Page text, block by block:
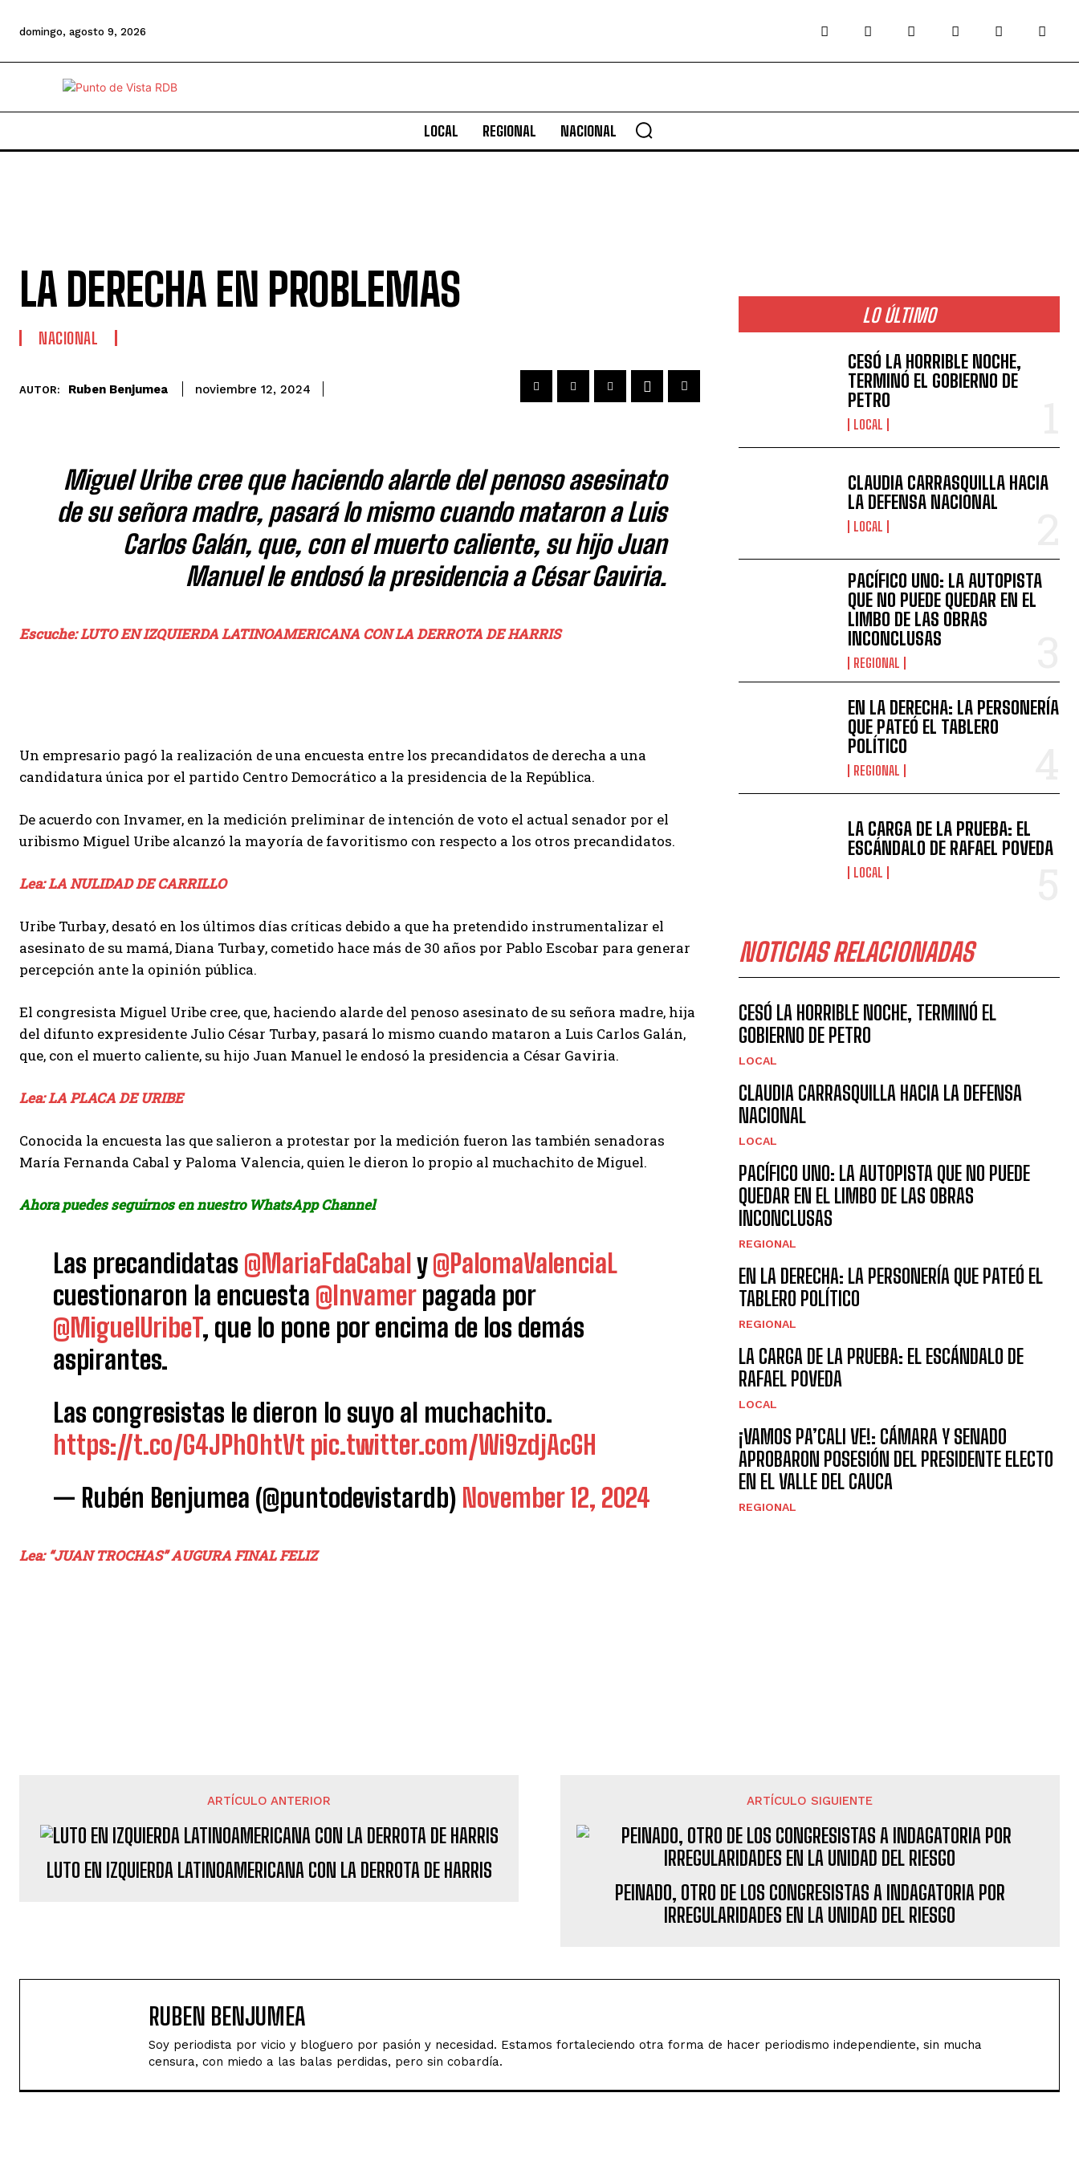
domingo, agosto 9, 2026
LOCAL REGIONAL NACIONAL
LA DERECHA EN PROBLEMAS
NACIONAL
AUTOR: Ruben Benjumea noviembre 12, 2024
Miguel Uribe cree que haciendo alarde del penoso asesinato
de su señora madre, pasará lo mismo cuando mataron a Luis
Carlos Galán, que, con el muerto caliente, su hijo Juan
Manuel le endosó la presidencia a César Gaviria.
Escuche: LUTO EN IZQUIERDA LATINOAMERICANA CON LA DERROTA DE HARRIS
Un empresario pagó la realización de una encuesta entre los precandidatos de derecha a una
candidatura única por el partido Centro Democrático a la presidencia de la República.
De acuerdo con Invamer, en la medición preliminar de intención de voto el actual senador por el
uribismo Miguel Uribe alcanzó la mayoría de favoritismo con respecto a los otros precandidatos.
Lea: LA NULIDAD DE CARRILLO
Uribe Turbay, desató en los últimos días críticas debido a que ha pretendido instrumentalizar el
asesinato de su mamá, Diana Turbay, cometido hace más de 30 años por Pablo Escobar para generar
percepción ante la opinión pública.
El congresista Miguel Uribe cree, que, haciendo alarde del penoso asesinato de su señora madre, hija
del difunto expresidente Julio César Turbay, pasará lo mismo cuando mataron a Luis Carlos Galán,
que, con el muerto caliente, su hijo Juan Manuel le endosó la presidencia a César Gaviria.
Lea: LA PLACA DE URIBE
Conocida la encuesta las que salieron a protestar por la medición fueron las también senadoras
María Fernanda Cabal y Paloma Valencia, quien le dieron lo propio al muchachito de Miguel.
Ahora puedes seguirnos en nuestro WhatsApp Channel
Las precandidatas @MariaFdaCabal y@PalomaValenciaL
cuestionaron la encuesta @Invamerpagada por
@MiguelUribeT, que lo pone por encima de los demás
aspirantes.
Las congresistas le dieron lo suyo al muchachito.
https://t.co/G4JPhOhtVt pic.twitter.com/Wi9zdjAcGH
— Rubén Benjumea (@puntodevistardb) November 12, 2024
Lea: “JUAN TROCHAS” AUGURA FINAL FELIZ
LO ÚLTIMO
CESÓ LA HORRIBLE NOCHE,
TERMINÓ EL GOBIERNO DE
PETRO
LOCAL
CLAUDIA CARRASQUILLA HACIA
LA DEFENSA NACIONAL
LOCAL
PACÍFICO UNO: LA AUTOPISTA
QUE NO PUEDE QUEDAR EN EL
LIMBO DE LAS OBRAS
INCONCLUSAS
REGIONAL
EN LA DERECHA: LA PERSONERÍA
QUE PATEÓ EL TABLERO
POLÍTICO
REGIONAL
LA CARGA DE LA PRUEBA: EL
ESCÁNDALO DE RAFAEL POVEDA
LOCAL
NOTICIAS RELACIONADAS
CESÓ LA HORRIBLE NOCHE, TERMINÓ EL
GOBIERNO DE PETRO
LOCAL
CLAUDIA CARRASQUILLA HACIA LA DEFENSA
NACIONAL
LOCAL
PACÍFICO UNO: LA AUTOPISTA QUE NO PUEDE
QUEDAR EN EL LIMBO DE LAS OBRAS
INCONCLUSAS
REGIONAL
EN LA DERECHA: LA PERSONERÍA QUE PATEÓ EL
TABLERO POLÍTICO
REGIONAL
LA CARGA DE LA PRUEBA: EL ESCÁNDALO DE
RAFAEL POVEDA
LOCAL
¡VAMOS PA’CALI VE!: CÁMARA Y SENADO
APROBARON POSESIÓN DEL PRESIDENTE ELECTO
EN EL VALLE DEL CAUCA
REGIONAL
ARTÍCULO ANTERIOR
LUTO EN IZQUIERDA LATINOAMERICANA CON LA DERROTA DE HARRIS
ARTÍCULO SIGUIENTE
PEINADO, OTRO DE LOS CONGRESISTAS A INDAGATORIA POR
IRREGULARIDADES EN LA UNIDAD DEL RIESGO
RUBEN BENJUMEA
Soy periodista por vicio y bloguero por pasión y necesidad. Estamos fortaleciendo otra forma de hacer periodismo independiente, sin mucha
censura, con miedo a las balas perdidas, pero sin cobardía.